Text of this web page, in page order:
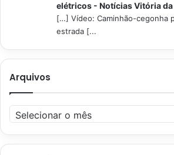
elétricos - Notícias Vitória
[…] Vídeo: Caminhão-cegonha
estrada [...
Arquivos
Arquivos